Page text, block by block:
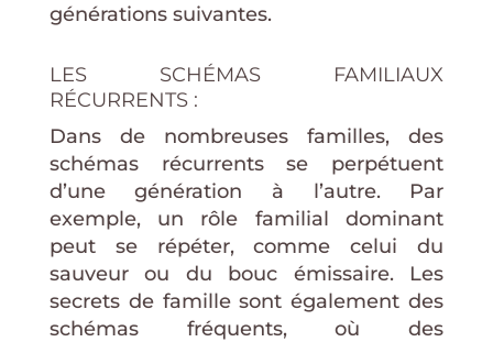
générations suivantes.
LES SCHÉMAS FAMILIAUX
RÉCURRENTS :
Dans de nombreuses familles, des
schémas récurrents se perpétuent
d’une génération à l’autre. Par
exemple, un rôle familial dominant
peut se répéter, comme celui du
sauveur ou du bouc émissaire. Les
secrets de famille sont également des
schémas fréquents, où des